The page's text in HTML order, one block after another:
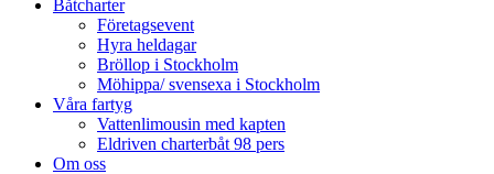
Båtcharter
Företagsevent
Hyra heldagar
Bröllop i Stockholm
Möhippa/ svensexa i Stockholm
Våra fartyg
Vattenlimousin med kapten
Eldriven charterbåt 98 pers
Om oss